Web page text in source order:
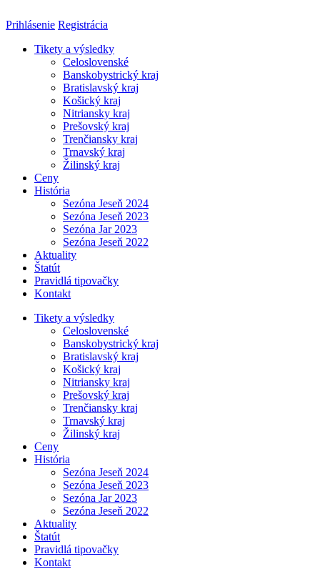
na
Prihlásenie Registrácia
Tikety a výsledky
Celoslovenské
Banskobystrický kraj
Bratislavský kraj
Košický kraj
Nitriansky kraj
Prešovský kraj
Trenčiansky kraj
Trnavský kraj
Žilinský kraj
Ceny
História
Sezóna Jeseň 2024
Sezóna Jeseň 2023
Sezóna Jar 2023
Sezóna Jeseň 2022
Aktuality
Štatút
Pravidlá tipovačky
Kontakt
Tikety a výsledky
Celoslovenské
Banskobystrický kraj
Bratislavský kraj
Košický kraj
Nitriansky kraj
Prešovský kraj
Trenčiansky kraj
Trnavský kraj
Žilinský kraj
Ceny
História
Sezóna Jeseň 2024
Sezóna Jeseň 2023
Sezóna Jar 2023
Sezóna Jeseň 2022
Aktuality
Štatút
Pravidlá tipovačky
Kontakt